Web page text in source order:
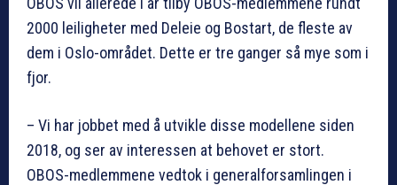
2000 leiligheter med Deleie og Bostart, de fleste av
dem i Oslo-området. Dette er tre ganger så mye som i
fjor.
– Vi har jobbet med å utvikle disse modellene siden
2018, og ser av interessen at behovet er stort.
OBOS-medlemmene vedtok i generalforsamlingen i